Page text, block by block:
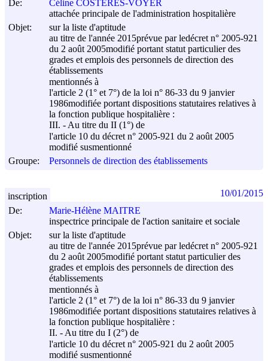
De:
Céline COSTERES-VOYER
attachée principale de l'administration hospitalière
Objet:
sur la liste d'aptitude
au titre de l'année 2015prévue par ledécret n° 2005-921
du 2 août 2005modifié portant statut particulier des
grades et emplois des personnels de direction des
établissements
mentionnés à
l'article 2 (1° et 7°) de la loi n° 86-33 du 9 janvier
1986modifiée portant dispositions statutaires relatives à
la fonction publique hospitalière :
III. - Au titre du II (1°) de
l'article 10 du décret n° 2005-921 du 2 août 2005
modifié susmentionné
Groupe:
Personnels de direction des établissements
De:
Marie-Hélène MAITRE
inspectrice principale de l'action sanitaire et sociale
Objet:
sur la liste d'aptitude
au titre de l'année 2015prévue par ledécret n° 2005-921
du 2 août 2005modifié portant statut particulier des
grades et emplois des personnels de direction des
établissements
mentionnés à
l'article 2 (1° et 7°) de la loi n° 86-33 du 9 janvier
1986modifiée portant dispositions statutaires relatives à
la fonction publique hospitalière :
II. - Au titre du I (2°) de
l'article 10 du décret n° 2005-921 du 2 août 2005
modifié susmentionné
inscription 10/01/2015